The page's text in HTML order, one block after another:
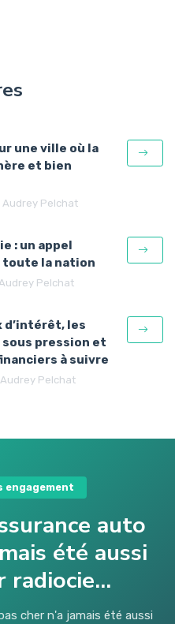
une ville où la
et bien
Audrey Pelchat
: un appel
toute la nation
Pelchat
d’intérêt, les
pression et
à suivre
Audrey Pelchat
engagement
auto
été aussi
radiocie...
cher n'a jamais été aussi